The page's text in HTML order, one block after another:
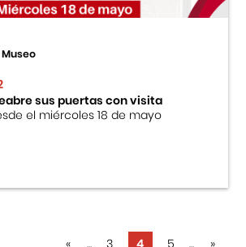
Museo
sus puertas con visita
el miércoles 18 de mayo